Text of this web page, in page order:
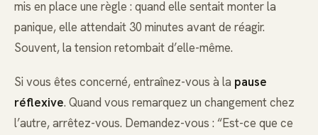
mis en place une règle : quand elle sentait monter la
panique, elle attendait 30 minutes avant de réagir.
Souvent, la tension retombait d’elle-même.
Si vous êtes concerné, entraînez-vous à la pause
réflexive. Quand vous remarquez un changement chez
l’autre, arrêtez-vous. Demandez-vous : “Est-ce que ce